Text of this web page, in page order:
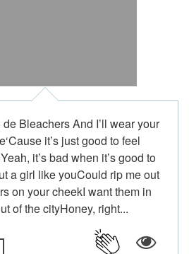
Bleachers And I’ll wear your
it’s just good to feel
it’s bad when it’s good to
a girl like youCould rip me out
on your cheekI want them in
of the cityHoney, right...